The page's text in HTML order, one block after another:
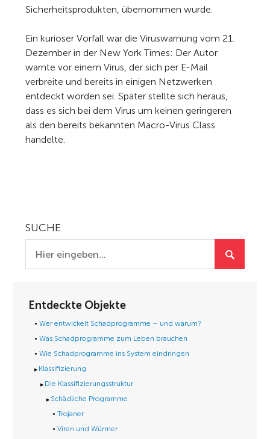
Sicherheitsprodukten, übernommen wurde.
Ein kurioser Vorfall war die Viruswarnung vom 21.
Dezember in der New York Times: Der Autor
warnte vor einem Virus, der sich per E-Mail
verbreite und bereits in einigen Netzwerken
entdeckt worden sei. Später stellte sich heraus,
dass es sich bei dem Virus um keinen geringeren
als den bereits bekannten Macro-Virus Class
handelte.
SUCHE
Entdeckte Objekte
Wer entwickelt Schadprogramme – und warum?
Was Schadprogramme zum Leben brauchen
Wie Schadprogramme ins System eindringen
Klassifizierung
Die Klassifizierungsstruktur
Schädliche Programme
Trojaner
Viren und Würmer